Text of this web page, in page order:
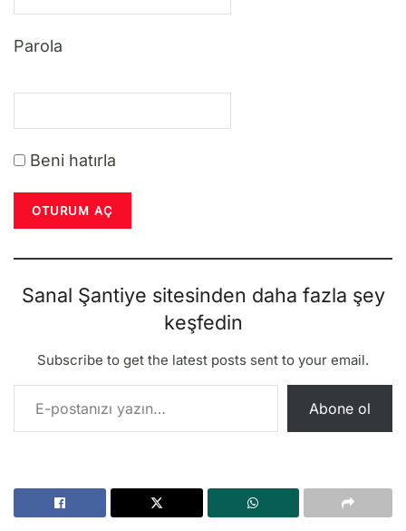
Parola
Beni hatırla
Sanal Şantiye sitesinden daha fazla şey
keşfedin
Subscribe to get the latest posts sent to your email.
E-postanızı yazın…
Abone ol